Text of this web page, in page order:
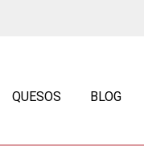
QUESOS BLOG